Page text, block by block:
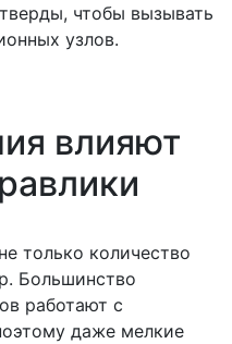
чтобы вызывать
узлов.
влияют
только количество
Большинство
работают с
даже мелкие